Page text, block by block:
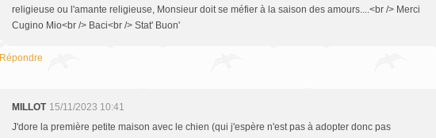
religieuse ou l'amante religieuse, Monsieur doit se méfier à la saison des amours....<br /> Merci
Cugino Mio<br /> Baci<br /> Stat' Buon'
Répondre
MILLOT 15/11/2023 10:41
J'dore la première petite maison avec le chien (qui j'espère n'est pas à adopter donc pas